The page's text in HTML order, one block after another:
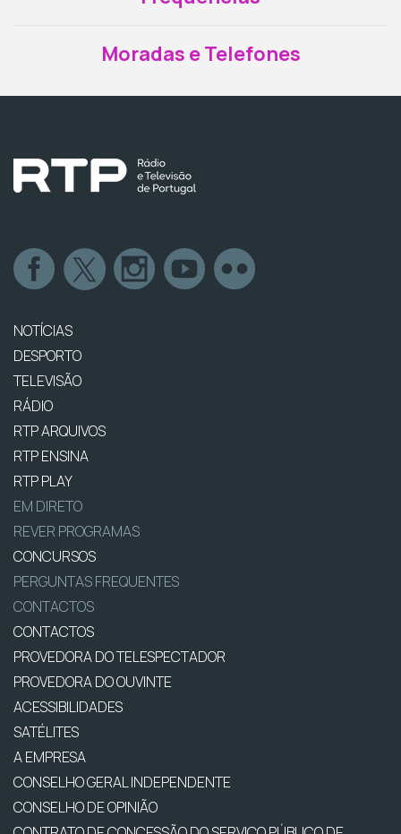
Moradas e Telefones
NOTÍCIAS
DESPORTO
TELEVISÃO
RÁDIO
RTP ARQUIVOS
RTP ENSINA
RTP PLAY
EM DIRETO
REVER PROGRAMAS
CONCURSOS
PERGUNTAS FREQUENTES
CONTACTOS
CONTACTOS
PROVEDORA DO TELESPECTADOR
PROVEDORA DO OUVINTE
ACESSIBILIDADES
SATÉLITES
A EMPRESA
CONSELHO GERAL INDEPENDENTE
CONSELHO DE OPINIÃO